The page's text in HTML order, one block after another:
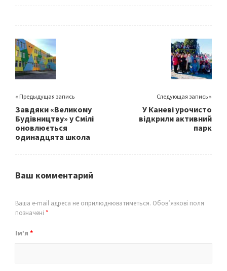
o
o
k
er
« Предыдущая запись
Завдяки «Великому
Будівництву» у Смілі
оновлюється
одинадцята школа
Следующая запись »
У Каневі урочисто
відкрили активний
парк
Ваш комментарий
Ваша e-mail адреса не оприлюднюватиметься. Обов’язкові поля
позначені *
Ім’я *